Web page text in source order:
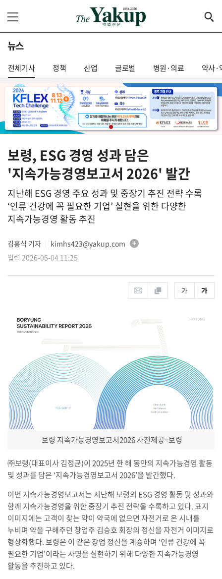
뉴스
전체기사 정책 산업 글로벌 병원·의료 약사·
보령, ESG 경영 성과 담은
'지속가능경영보고서 2026' 발간
지난해 ESG 경영 주요 성과 및 중장기 추진 전략 수록
‘인류 건강에 꼭 필요한 기업’ 실현을 위한 다양한
지속가능경영 활동 추진
김홍식 기자
kimhs423@yakup.com
입력 2026-06-04 11:25
보령 지속가능경영보고서2026사진제공=보령
㈜보령(대표이사 김정균)이 2025년 한 해 동안의 지속가능경영 활동
및 성과를 담은 ‘지속가능경영보고서 2026’을 발간했다.
이번 지속가능경영보고서는 지난해 보령의 ESG 경영 활동 및 성과와
함께 지속가능경영을 위한 중장기 추진 전략을 수록하고 있다. 표지
이미지에는 고객이 찾는 약이 약국에 없으면 자전거로 온 시내를
누비며 약을 구해주던 창업주 김승호 회장의 정신을 자전거 이미지로
형상화했다. 보령은 이 같은 창업 정신을 계승하며 ‘인류 건강에 꼭
필요한 기업’이라는 사명을 실현하기 위해 다양한 지속가능경영
활동을 추진하고 있다.